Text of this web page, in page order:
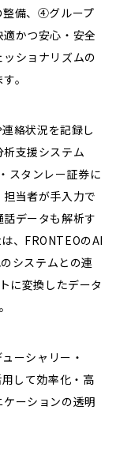
整備、④グループ
かつ安心・安全
ショナリズムの
。
絡状況を記録し
支援システム
スタンレー証券に
当者が手入力で
データも解析す
、FRONTEOのAI
システムとの連
に変換したデータ
ーシャリー・
して効率化・高
ーションの透明